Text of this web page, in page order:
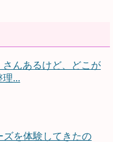
さんあるけど、どこが
理...
ズを体験してきたの